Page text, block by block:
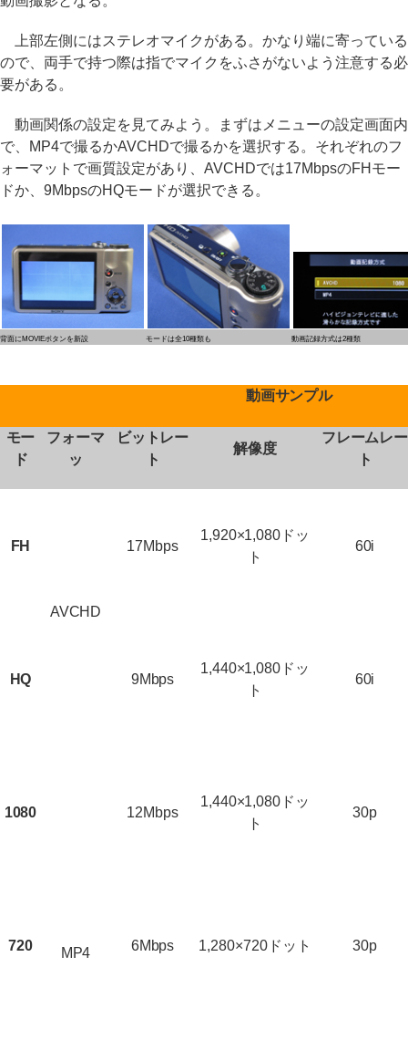
上部左側にはステレオマイクがある。かなり端に寄っている
ので、両手で持つ際は指でマイクをふさがないよう注意する必
要がある。
動画関係の設定を見てみよう。まずはメニューの設定画面内
で、MP4で撮るかAVCHDで撮るかを選択する。それぞれのフ
ォーマットで画質設定があり、AVCHDでは17MbpsのFHモー
ドか、9MbpsのHQモードが選択できる。
背面にMOVIEボタンを新設 モードは全10種類も 動画記録方式は2種類
動画サンプル
モー
ド
フォーマ
ッ
ビットレー
ト
解像度
フレームレー
ト
FH
AVCHD
17Mbps
1,920×1,080ドッ
ト
60i
HQ 9Mbps
1,440×1,080ドッ
ト
60i
1080
MP4
12Mbps
1,440×1,080ドッ
ト
30p
720 6Mbps 1,280×720ドット 30p